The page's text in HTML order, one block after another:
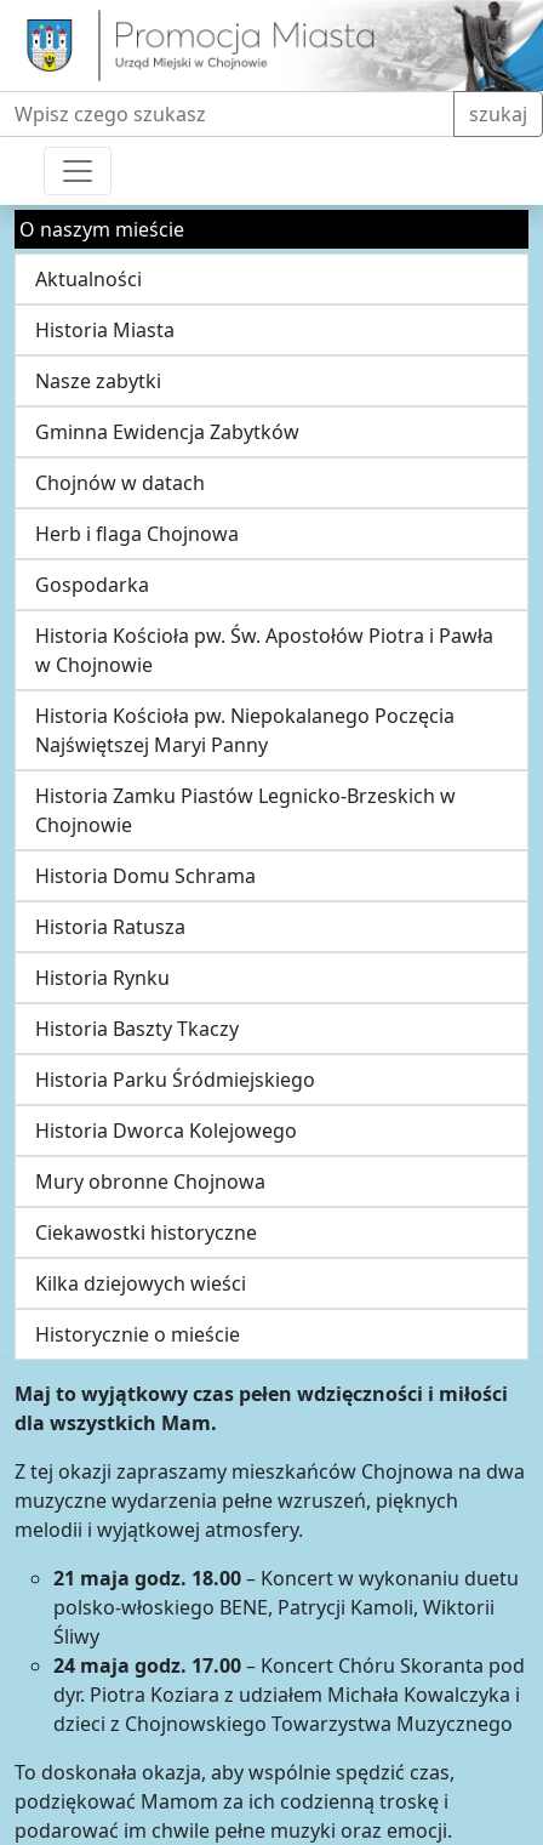
Fraza do wyszukiwania szukaj
O naszym mieście
Aktualności
Historia Miasta
Nasze zabytki
Gminna Ewidencja Zabytków
Chojnów w datach
Herb i flaga Chojnowa
Gospodarka
Historia Kościoła pw. Św. Apostołów Piotra i Pawła
w Chojnowie
Historia Kościoła pw. Niepokalanego Poczęcia
Najświętszej Maryi Panny
Historia Zamku Piastów Legnicko-Brzeskich w
Chojnowie
Historia Domu Schrama
Historia Ratusza
Historia Rynku
Historia Baszty Tkaczy
Historia Parku Śródmiejskiego
Historia Dworca Kolejowego
Mury obronne Chojnowa
Ciekawostki historyczne
Kilka dziejowych wieści
Historycznie o mieście
Maj to wyjątkowy czas pełen wdzięczności i miłości
dla wszystkich Mam.
Z tej okazji zapraszamy mieszkańców Chojnowa na dwa
muzyczne wydarzenia pełne wzruszeń, pięknych
melodii i wyjątkowej atmosfery.
21 maja godz. 18.00– Koncert w wykonaniu duetu
polsko-włoskiego BENE, Patrycji Kamoli, Wiktorii
Śliwy
24 maja godz. 17.00– Koncert Chóru Skoranta pod
dyr. Piotra Koziara z udziałem Michała Kowalczyka i
dzieci z Chojnowskiego Towarzystwa Muzycznego
To doskonała okazja, aby wspólnie spędzić czas,
podziękować Mamom za ich codzienną troskę i
podarować im chwile pełne muzyki oraz emocji.